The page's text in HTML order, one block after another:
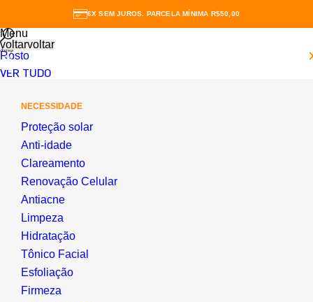
6X SEM JUROS. PARCELA MÍNIMA R$50,00
Menu
voltarvoltar
Rosto
VER TUDO
NECESSIDADE
Proteção solar
Anti-idade
Clareamento
Renovação Celular
Antiacne
Limpeza
Hidratação
Tônico Facial
Esfoliação
Firmeza